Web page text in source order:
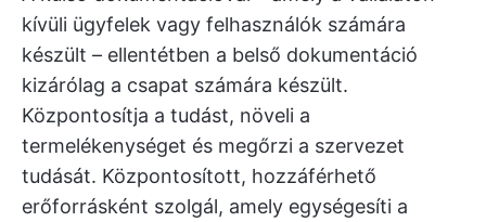
kívüli ügyfelek vagy felhasználók számára
készült – ellentétben a belső dokumentáció
kizárólag a csapat számára készült.
Központosítja a tudást, növeli a
termelékenységet és megőrzi a szervezet
tudását. Központosított, hozzáférhető
erőforrásként szolgál, amely egységesíti a